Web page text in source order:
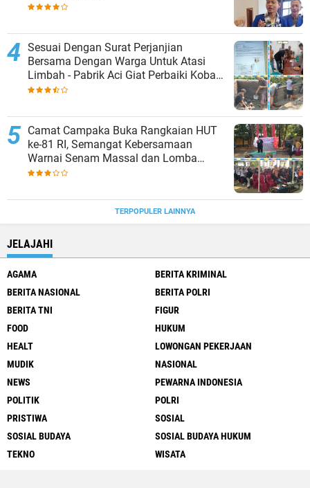
Sesuai Dengan Surat Perjanjian
Bersama Dengan Warga Untuk Atasi
Limbah - Pabrik Aci Giat Perbaiki Kobak
Penampungan Air
Camat Campaka Buka Rangkaian HUT
ke-81 RI, Semangat Kebersamaan
Warnai Senam Massal dan Lomba
Karaoke Perangkat Desa
TERPOPULER LAINNYA
JELAJAHI
AGAMA
BERITA KRIMINAL
BERITA NASIONAL
BERITA POLRI
BERITA TNI
FIGUR
FOOD
HUKUM
HEALT
LOWONGAN PEKERJAAN
MUDIK
NASIONAL
NEWS
PEWARNA INDONESIA
POLITIK
POLRI
PRISTIWA
SOSIAL
SOSIAL BUDAYA
SOSIAL BUDAYA HUKUM
TEKNO
WISATA